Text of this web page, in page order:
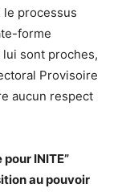
le processus
forme
sont proches,
Provisoire
aucun respect
INITE”
au pouvoir